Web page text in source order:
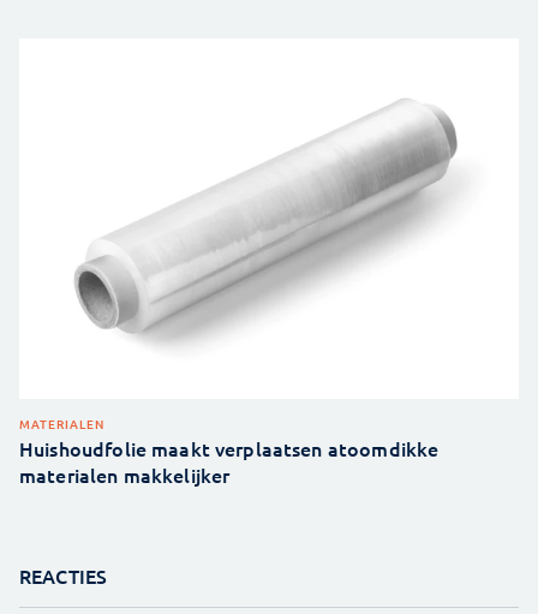
MATERIALEN
Huishoudfolie maakt verplaatsen atoomdikke
materialen makkelijker
REACTIES